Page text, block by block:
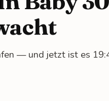
— und jetzt ist es